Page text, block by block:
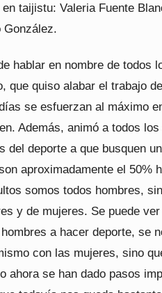
taijistu: Valeria Fuente
González.
hablar en nombre de todos
que quiso alabar el trabajo
se esfuerzan al máximo
Además, animó a todos
del deporte a que busquen
aproximadamente el 50%
somos todos hombres,
y de mujeres. Se puede
a hacer deporte, se
con las mujeres, sino
ahora se han dado pasos